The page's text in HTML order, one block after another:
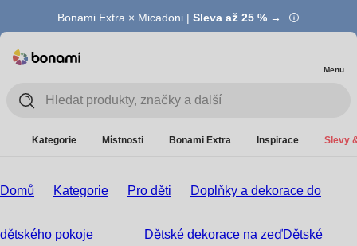
Bonami Extra × Micadoni | Sleva až 25 % →
Summer Sale | Ušetřete až 40 % →
Menu
Kategorie Místnosti Bonami Extra Inspirace Slevy
Domů Kategorie Pro děti Doplňky a dekorace do
dětského pokoje Dětské dekorace na zeďDětské